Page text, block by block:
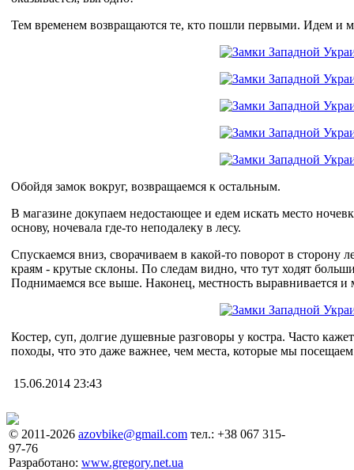
Тем временем возвращаются те, кто пошли первыми. Идем и
Обойдя замок вокруг, возвращаемся к остальным.
В магазине докупаем недостающее и едем искать место
основу, ночевала где-то неподалеку в лесу.
Спускаемся вниз, сворачиваем в какой-то поворот в сторону
краям - крутые склоны. По следам видно, что тут ходят
Поднимаемся все выше. Наконец, местность выравнивается
Костер, суп, долгие душевные разговоры у костра. Часто
походы, что это даже важнее, чем места, которые мы
15.06.2014 23:43
© 2011-2026 azovbike@gmail.com тел.: +38 067 315-
97-76
Разработано: www.gregory.net.ua